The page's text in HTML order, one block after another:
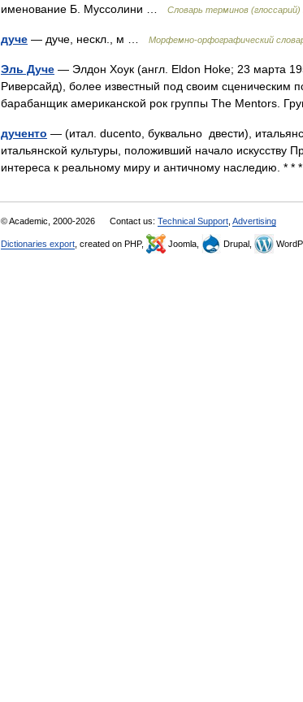
именование Б. Муссолини …
Словарь терминов
дуче — дуче, нескл., м … Морфемно-орфографический
Эль Дуче — Элдон Хоук (англ. Eldon Hoke; 23 марта
Риверсайд), более известный под своим сценическим
барабанщик американской рок группы The Mentors.
дученто — (итал. ducento, буквально двести),
итальянской культуры, положивший начало искусству
интереса к реальному миру и античному наследию.
© Academic, 2000-2026 Contact us: Technical Support Advertising
Dictionaries export , created on PHP, Joomla, Drupal,